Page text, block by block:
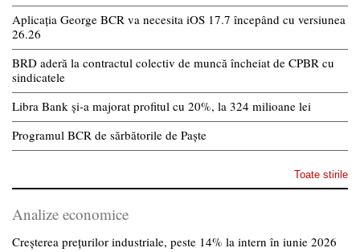
Aplicația George BCR va necesita iOS 17.7 începând cu versiunea
26.26
BRD aderă la contractul colectiv de muncă încheiat de CPBR cu
sindicatele
Libra Bank și-a majorat profitul cu 20%, la 324 milioane lei
Programul BCR de sărbătorile de Paște
Toate stirile
Analize economice
Creșterea prețurilor industriale, peste 14% la intern în iunie 2026